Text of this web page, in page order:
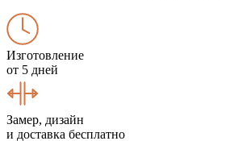
Изготовление
от 5 дней
Замер, дизайн
и доставка бесплатно